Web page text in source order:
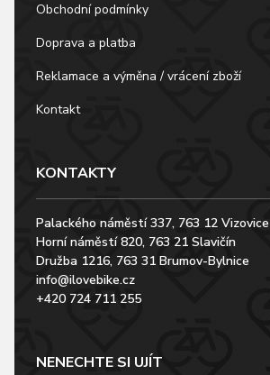
Obchodní podmínky
Doprava a platba
Reklamace a výměna / vrácení zboží
Kontakt
KONTAKTY
Palackého náměstí 337, 763 12 Vizovice
Horní náměstí 820, 763 21 Slavičín
Družba 1216, 763 31 Brumov-Bylnice
info@ilovebike.cz
+420 724 711 255
NENECHTE SI UJÍT